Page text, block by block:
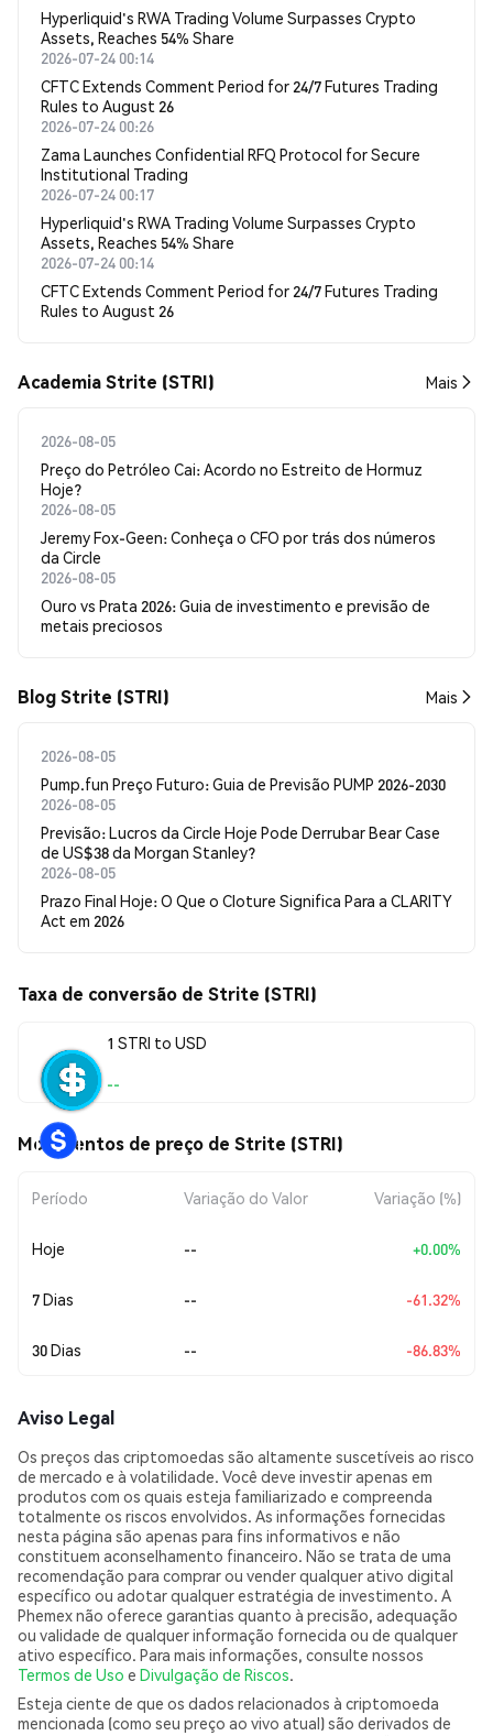
Hyperliquid's RWA Trading Volume Surpasses Crypto
Assets, Reaches 54% Share
2026-07-24 00:14
CFTC Extends Comment Period for 24/7 Futures Trading
Rules to August 26
2026-07-24 00:26
Zama Launches Confidential RFQ Protocol for Secure
Institutional Trading
2026-07-24 00:17
Hyperliquid's RWA Trading Volume Surpasses Crypto
Assets, Reaches 54% Share
2026-07-24 00:14
CFTC Extends Comment Period for 24/7 Futures Trading
Rules to August 26
Academia Strite (STRI) Mais
2026-08-05
Preço do Petróleo Cai: Acordo no Estreito de Hormuz
Hoje?
2026-08-05
Jeremy Fox-Geen: Conheça o CFO por trás dos números
da Circle
2026-08-05
Ouro vs Prata 2026: Guia de investimento e previsão de
metais preciosos
Blog Strite (STRI) Mais
2026-08-05
Pump.fun Preço Futuro: Guia de Previsão PUMP 2026-2030
2026-08-05
Previsão: Lucros da Circle Hoje Pode Derrubar Bear Case
de US$38 da Morgan Stanley?
2026-08-05
Prazo Final Hoje: O Que o Cloture Significa Para a CLARITY
Act em 2026
Taxa de conversão de Strite (STRI)
1 STRI to USD
--
Movimentos de preço de Strite (STRI)
Período Variação do Valor Variação (%)
Hoje -- +0.00%
7 Dias -- -61.32%
30 Dias -- -86.83%
Aviso Legal
Os preços das criptomoedas são altamente suscetíveis ao risco
de mercado e à volatilidade. Você deve investir apenas em
produtos com os quais esteja familiarizado e compreenda
totalmente os riscos envolvidos. As informações fornecidas
nesta página são apenas para fins informativos e não
constituem aconselhamento financeiro. Não se trata de uma
recomendação para comprar ou vender qualquer ativo digital
específico ou adotar qualquer estratégia de investimento. A
Phemex não oferece garantias quanto à precisão, adequação
ou validade de qualquer informação fornecida ou de qualquer
ativo específico. Para mais informações, consulte nossos
Termos de Uso e Divulgação de Riscos.
Esteja ciente de que os dados relacionados à criptomoeda
mencionada (como seu preço ao vivo atual) são derivados de